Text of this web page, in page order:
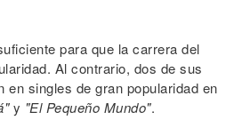
para que la carrera del
Al contrario, dos de sus
en singles de gran popularidad en
y "El Pequeño Mundo".